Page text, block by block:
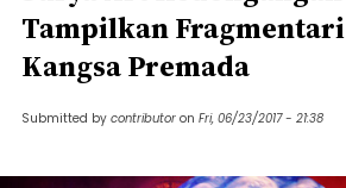
Tampilkan Fragmentari
Kangsa Premada
Submitted by contributor on Fri, 06/23/2017 - 21:38